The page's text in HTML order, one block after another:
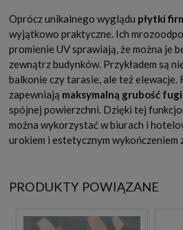
Oprócz unikalnego wyglądu płytki
wyjątkowo praktyczne. Ich
promienie UV sprawiają, że można je
zewnątrz budynków. Przykładem są
balkonie czy tarasie, ale też elewacje.
zapewniają maksymalną grubość fugi
spójnej powierzchni. Dzięki tej
można wykorzystać w biurach i
urokiem i estetycznym wykończeniem
PRODUKTY POWIĄZANE